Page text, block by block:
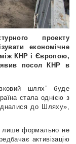
проекту
економічне
між КНР і Європою,
посол КНР в
шлях” буде
стала однією з
до Шляху»,
лише формально не
активізацію